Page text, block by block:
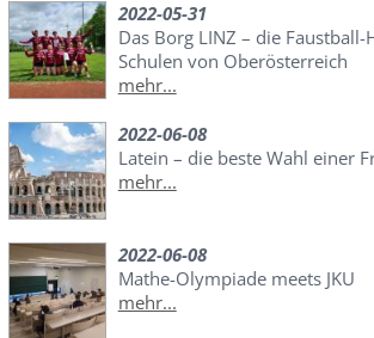
2022-05-31
Das Borg LINZ – die
Schulen von Oberösterreich
mehr...
2022-06-08
Latein – die beste Wahl einer
mehr...
2022-06-08
Mathe-Olympiade meets JKU
mehr...